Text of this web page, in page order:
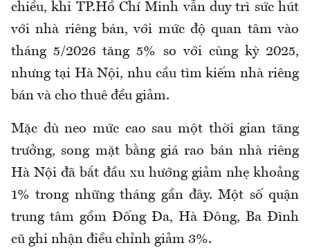
chiều, khi TP.Hồ Chí Minh vẫn duy trì sức hút
với nhà riêng bán, với mức độ quan tâm vào
tháng 5/2026 tăng 5% so với cùng kỳ 2025,
nhưng tại Hà Nội, nhu cầu tìm kiếm nhà riêng
bán và cho thuê đều giảm.
Mặc dù neo mức cao sau một thời gian tăng
trưởng, song mặt bằng giá rao bán nhà riêng
Hà Nội đã bắt đầu xu hướng giảm nhẹ khoảng
1% trong những tháng gần đây. Một số quận
trung tâm gồm Đống Đa, Hà Đông, Ba Đình
cũ ghi nhận điều chỉnh giảm 3%.